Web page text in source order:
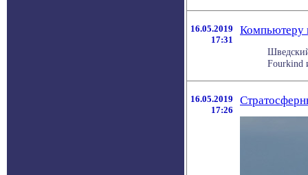
16.05.2019
17:31
Компьютеру
Fourkind
16.05.2019
17:26